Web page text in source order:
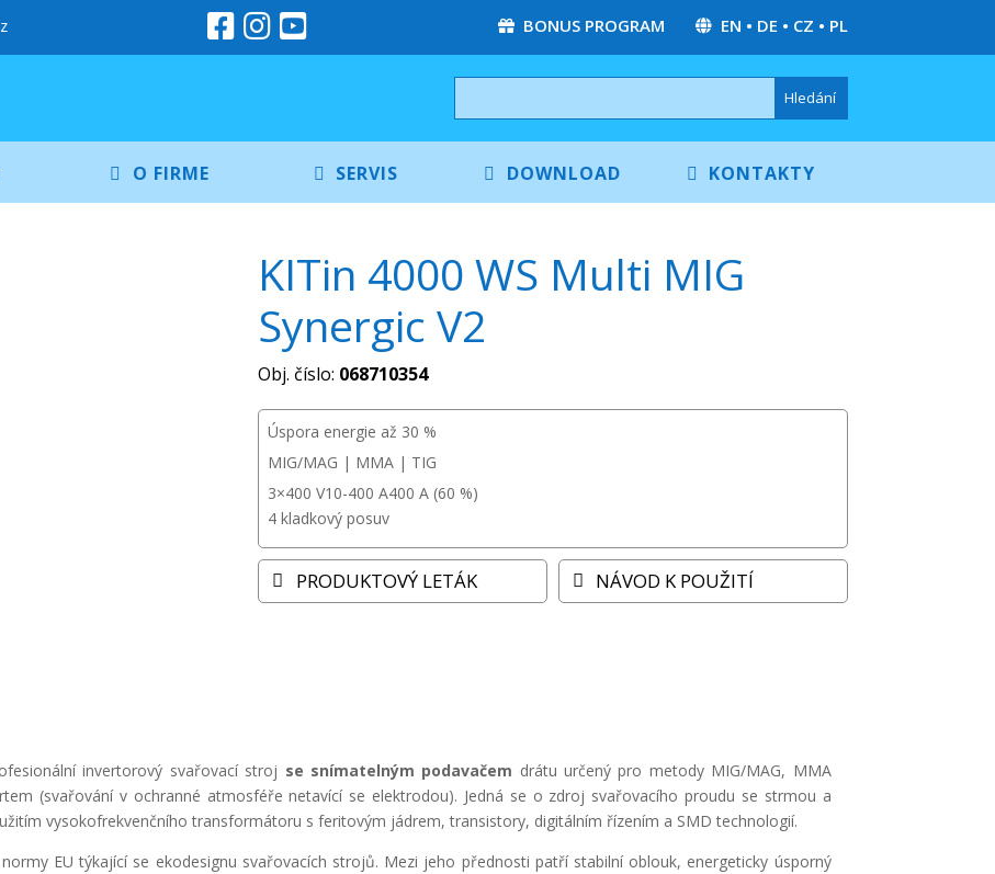
BONUS PROGRAM EN • DE • CZ • PL
O FIRME SERVIS DOWNLOAD KONTAKTY
KITin 4000 WS Multi MIG
Synergic V2
Obj. číslo: 068710354
Úspora energie až 30 %
MIG/MAG | MMA | TIG
3×400 V10-400 A400 A (60 %)
4 kladkový posuv
PRODUKTOVÝ LETÁK NÁVOD K POUŽITÍ
invertorový svařovací stroj se snímatelným podavačem drátu určený pro metody MIG/MAG, MMA
(svařování v ochranné atmosféře netavící se elektrodou). Jedná se o zdroj svařovacího proudu se strmou a
vysokofrekvenčního transformátoru s feritovým jádrem, transistory, digitálním řízením a SMD technologií.
EU týkající se ekodesignu svařovacích strojů. Mezi jeho přednosti patří stabilní oblouk, energeticky úsporný